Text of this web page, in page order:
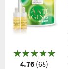
4.76 (68)